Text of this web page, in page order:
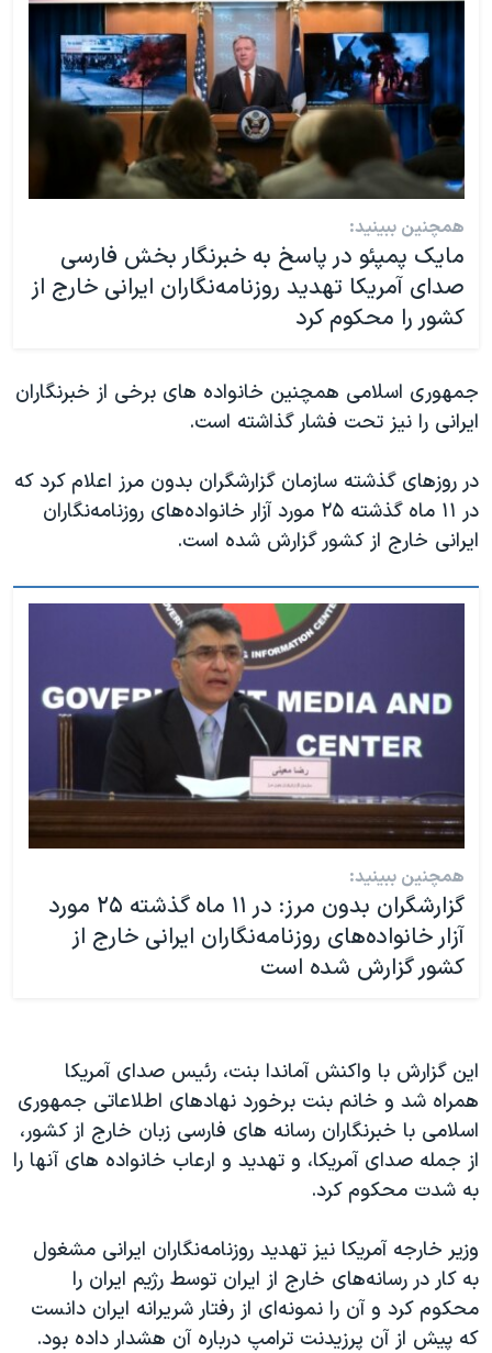
همچنین ببینید:
مایک پمپئو در پاسخ به خبرنگار بخش فارسی
صدای آمریکا تهدید روزنامه‌نگاران ایرانی خارج از
کشور را محکوم کرد
جمهوری اسلامی همچنین خانواده های برخی از خبرنگاران
ایرانی را نیز تحت فشار گذاشته است.
در روزهای گذشته سازمان گزارشگران بدون مرز اعلام کرد که
در ۱۱ ماه گذشته ۲۵ مورد آزار خانواده‌های روزنامه‌نگاران
ایرانی خارج از کشور گزارش شده است.
همچنین ببینید:
گزارشگران بدون مرز: در ۱۱ ماه گذشته ۲۵ مورد
آزار خانواده‌های روزنامه‌نگاران ایرانی خارج از
کشور گزارش شده است
این گزارش با واکنش آماندا بنت، رئیس صدای آمریکا
همراه شد و خانم بنت برخورد نهادهای اطلاعاتی جمهوری
اسلامی با خبرنگاران رسانه های فارسی زبان خارج از کشور،
از جمله صدای آمریکا، و تهدید و ارعاب خانواده های آنها را
به شدت محکوم کرد.
وزیر خارجه آمریکا نیز تهدید روزنامه‌نگاران ایرانی مشغول
به کار در رسانه‌های خارج از ایران توسط رژیم ایران را
محکوم کرد و آن را نمونه‌ای از رفتار شریرانه ایران دانست
که پیش از آن پرزیدنت ترامپ درباره آن هشدار داده بود.